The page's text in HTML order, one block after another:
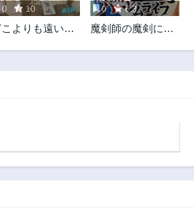
第7話
2年前
第5話
0 10
こよりも遠い場
0 6.3
魔剣師の魔剣によ